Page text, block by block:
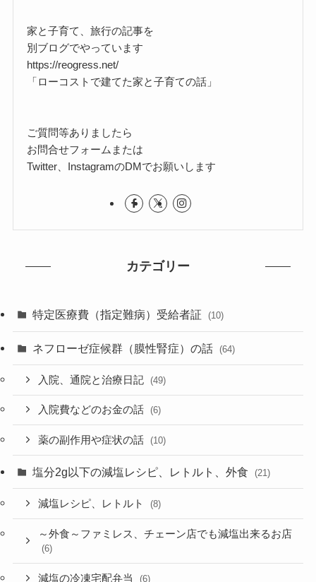
家と子育て、旅行の記事を
別ブログでやっています
https://reogress.net/
「ローコストで建てた家と子育ての話」
ご質問等ありましたら
お問合せフォームまたは
Twitter、InstagramのDMでお願いします
カテゴリー
特定医療費（指定難病）受給者証 (10)
ネフローゼ症候群（膜性腎症）の話 (64)
入院、通院と治療日記 (49)
入院費などのお金の話 (6)
薬の副作用や症状の話 (10)
塩分2g以下の減塩レシピ、レトルト、外食 (21)
減塩レシピ、レトルト (8)
～外食～ファミレス、チェーン店でも減塩出来るお店
(6)
減塩の冷凍宅配弁当 (6)